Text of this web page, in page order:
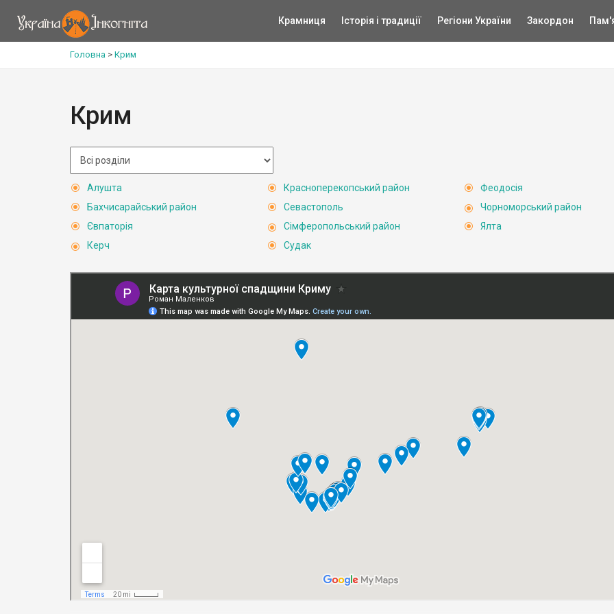
Крамниця Історія і традиції Регіони України Закордон
Головна > Крим
Крим
Алушта
Бахчисарайський район
Євпаторія
Керч
Красноперекопський район
Севастополь
Сімферопольський район
Судак
Феодосія
Чорноморський район
Ялта